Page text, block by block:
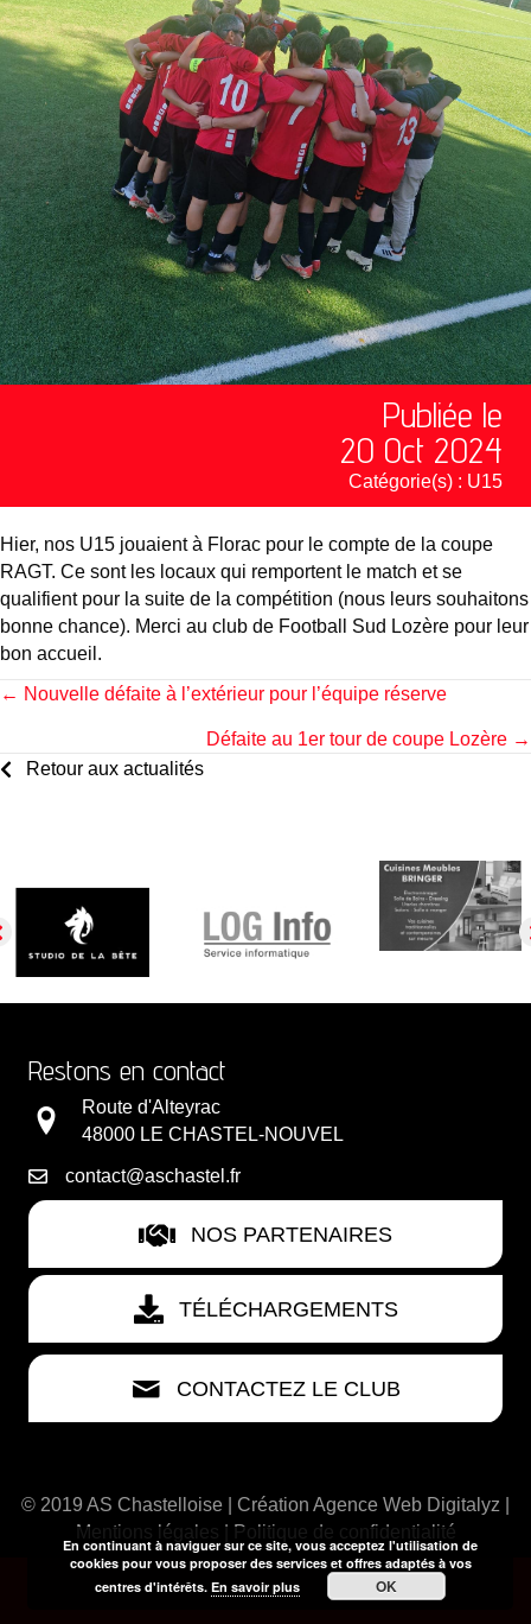
Publiée le
20 Oct 2024
Catégorie(s) : U15
Hier, nos U15 jouaient à Florac pour le compte de la coupe
RAGT. Ce sont les locaux qui remportent le match et se
qualifient pour la suite de la compétition (nous leurs souhaitons
bonne chance). Merci au club de Football Sud Lozère pour leur
bon accueil.
Posts
navigation
← Nouvelle défaite à l’extérieur pour l’équipe réserve
Défaite au 1er tour de coupe Lozère →
Retour aux actualités
Restons en contact
Route d'Alteyrac
48000 LE CHASTEL-NOUVEL
contact@aschastel.fr
NOS PARTENAIRES
TÉLÉCHARGEMENTS
CONTACTEZ LE CLUB
© 2019 AS Chastelloise | Création Agence Web Digitalyz
Mentions légales
| Politique de confidentialité
En continuant à naviguer sur ce site, vous acceptez l'utilisation de
cookies pour vous proposer des services et offres adaptés à vos
centres d'intérêts.En savoir plus OK